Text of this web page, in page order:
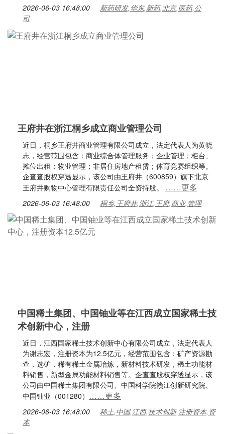
2026-06-03 16:48:00
新药研发,华东,新药,北京,医药,公
司
王府井在浙江桐乡成立商业管理公司
近日，桐乡王府井商业管理有限公司成立，法定代表人为黄晓
志，经营范围包含：商业综合体管理服务；企业管理；柜台、
摊位出租；物业管理；非居住房地产租赁；体育竞赛组织等。
企查查股权穿透显示，该公司由王府井（600859）旗下北京
王府井购物中心管理有限责任公司全资持股。 ……更多
2026-06-03 16:48:00 桐乡,王府井,浙江,王府,商业,管理
中国稀土集团、中国铀业等在江西成立国家稀土技
术创新中心，注册
近日，江西国家稀土技术创新中心有限公司成立，法定代表人
为谢志宏，注册资本为12.5亿元，经营范围包含：矿产资源勘
查，选矿，稀有稀土金属冶炼，新材料技术研发，稀土功能材
料销售，新型金属功能材料销售等。企查查股权穿透显示，该
公司由中国稀土集团有限公司、中国科学院赣江创新研究院、
中国铀业（001280） ……更多
2026-06-03 16:48:00
稀土,中国,江西,技术创新,注册资本,资
本